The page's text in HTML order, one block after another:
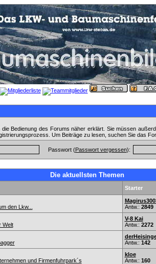
Bedienung des Forums näher erklärt. Sie müssen
Um Beiträge zu lesen, suchen Sie das
Passwort (Passwort vergessen):
Die aktuellsten Themen
Starter
den Lkw...
Antw.: 2849
Welt
V-8 Kai
Antw.: 2272
Antw.: 142
und Firmenfuhrpark´s
kloe
Antw.: 160